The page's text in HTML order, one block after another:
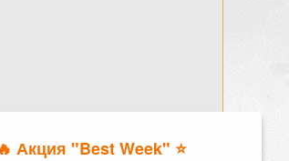
Акция "Best Week" ⭐️